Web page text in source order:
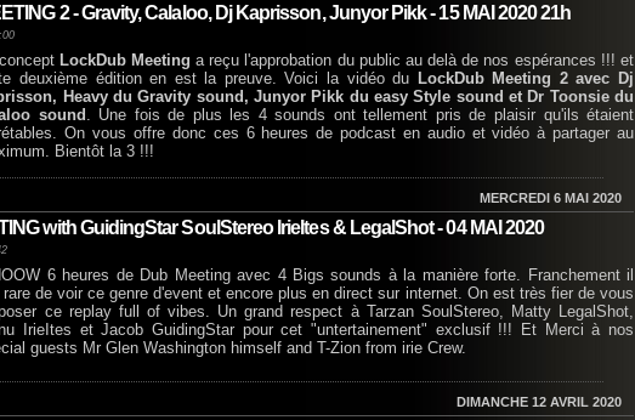
2 - Gravity, Calaloo, Dj Kaprisson, Junyor Pikk - 15 MAI 2020 21h
LockDub Meeting a reçu l'approbation du public au delà de nos espérances !!! et
deuxième édition en est la preuve. Voici la vidéo du LockDub Meeting 2 avec Dj
Heavy du Gravity sound, Junyor Pikk du easy Style sound et Dr Toonsie du
sound . Une fois de plus les 4 sounds ont tellement pris de plaisir qu'ils étaient
On vous offre donc ces 6 heures de podcast en audio et vidéo à partager au
Bientôt la 3 !!!
MERCREDI 6 MAI 2020
with GuidingStar SoulStereo IrieItes & LegalShot - 04 MAI 2020
6 heures de Dub Meeting avec 4 Bigs sounds à la manière forte. Franchement il
de voir ce genre d'event et encore plus en direct sur internet. On est très fier de vous
ce replay full of vibes. Un grand respect à Tarzan SoulStereo, Matty LegalShot,
IrieItes et Jacob GuidingStar pour cet "untertainement" exclusif !!! Et Merci à nos
guests Mr Glen Washington himself and T-Zion from irie Crew.
DIMANCHE 12 AVRIL 2020